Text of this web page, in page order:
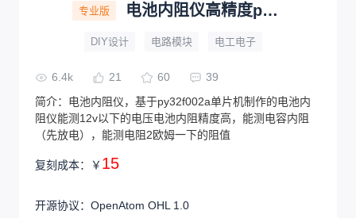
专业版 电池内阻仪高精度py32f002a单片机
DIY设计 电路模块 电工电子
6.4k 21 60
39
简介： 电池内阻仪，基于py32f002a单片机制作的电池内
阻仪能测12v以下的电压电池内阻精度高，能测电容内阻
（先放电），能测电阻2欧姆一下的阻值
复刻成本： ￥ 15
开源协议： OpenAtom OHL 1.0